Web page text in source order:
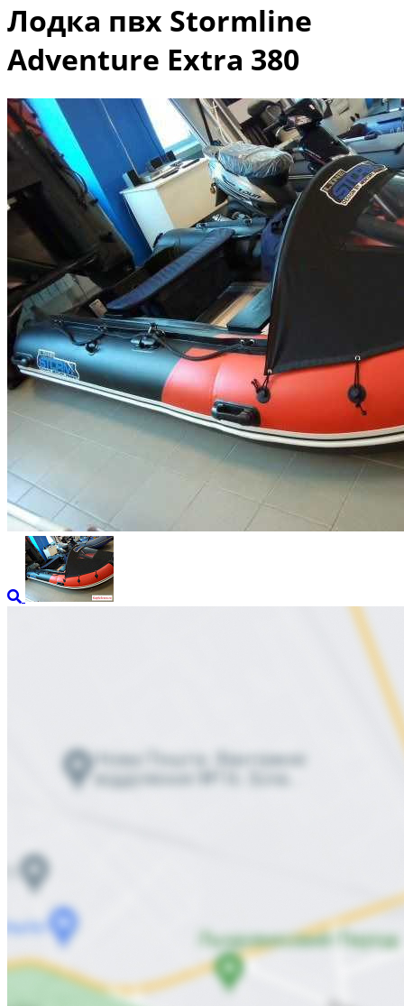
Лодка пвх Stormline
Adventure Extra 380